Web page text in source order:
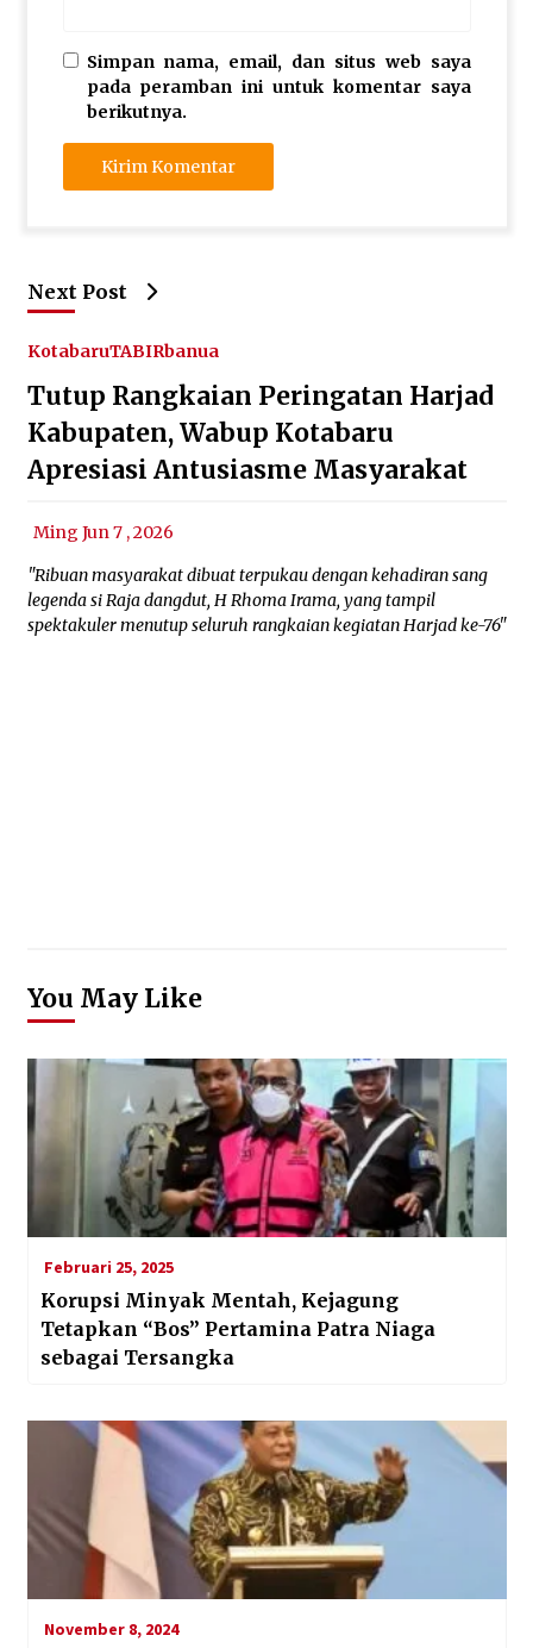
Simpan nama, email, dan situs web saya
pada peramban ini untuk komentar saya
berikutnya.
Next Post
KotabaruTABIRbanua
Tutup Rangkaian Peringatan Harjad
Kabupaten, Wabup Kotabaru
Apresiasi Antusiasme Masyarakat
Ming Jun 7 , 2026
"Ribuan masyarakat dibuat terpukau dengan kehadiran sang
legenda si Raja dangdut, H Rhoma Irama, yang tampil
spektakuler menutup seluruh rangkaian kegiatan Harjad ke-76"
You May Like
Februari 25, 2025
Korupsi Minyak Mentah, Kejagung
Tetapkan “Bos” Pertamina Patra Niaga
sebagai Tersangka
November 8, 2024